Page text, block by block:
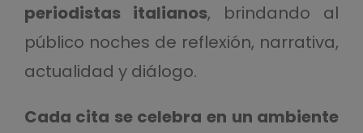
periodistas italianos, brindando al
público noches de reflexión, narrativa,
actualidad y diálogo.
Cada cita se celebra en un ambiente